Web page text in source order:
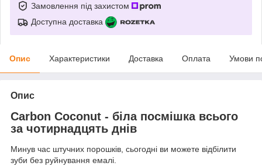
Замовлення під захистом
Доступна доставка
Опис Характеристики Доставка Оплата Умови
Опис
Carbon Coconut - біла посмішка всього
за чотирнадцять днів
Минув час штучних порошків, сьогодні ви можете відбілити
зуби без руйнування емалі.